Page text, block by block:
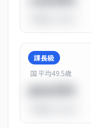
課長級
国 平均49.5歳